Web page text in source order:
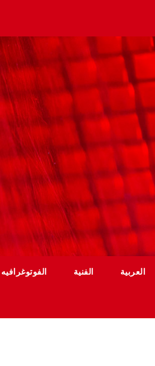
العربية الفنية الفوتوغرافيه